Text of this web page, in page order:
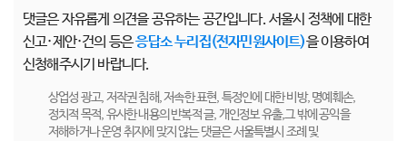
댓글은 자유롭게 의견을 공유하는 공간입니다. 서울시 정책에 대한
신고·제안·건의 등은응답소 누리집(전자민원사이트)을 이용하여
신청해주시기 바랍니다.
상업성 광고, 저작권 침해, 저속한 표현, 특정인에 대한 비방, 명예훼손,
정치적 목적, 유사한 내용의 반복적 글, 개인정보 유출,그 밖에 공익을
저해하거나 운영 취지에 맞지 않는 댓글은 서울특별시 조례 및